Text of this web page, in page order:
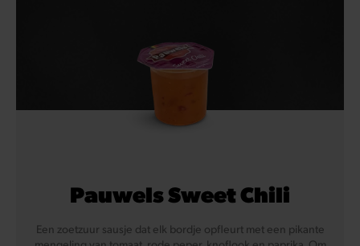
Pauwels Sweet Chili
Een zoetzuur sausje dat elk bordje opfleurt met een pikante